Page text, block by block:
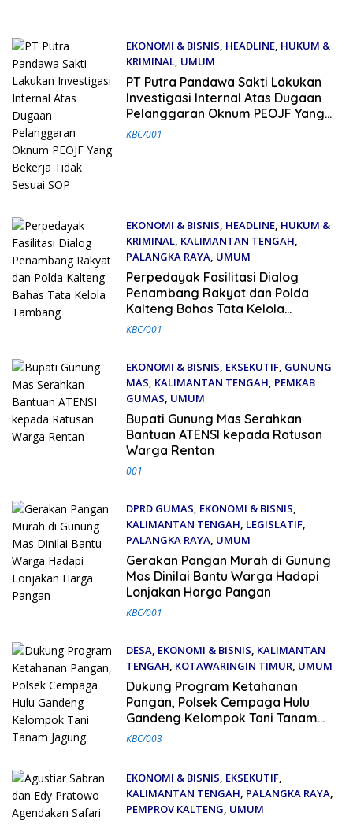
EKONOMI & BISNIS, HEADLINE, HUKUM &
KRIMINAL, UMUM
31 Mei 2026
PT Putra Pandawa Sakti Lakukan
Investigasi Internal Atas Dugaan
Pelanggaran Oknum PEOJF Yang
Bekerja Tidak Sesuai SOP
KBC/001
EKONOMI & BISNIS, HEADLINE, HUKUM &
KRIMINAL, KALIMANTAN TENGAH,
PALANGKA RAYA, UMUM
12 Maret 2026
Perpedayak Fasilitasi Dialog
Penambang Rakyat dan Polda
Kalteng Bahas Tata Kelola
Tambang
KBC/001
EKONOMI & BISNIS, EKSEKUTIF, GUNUNG
MAS, KALIMANTAN TENGAH, PEMKAB
GUMAS, UMUM
10 Maret 2026
Bupati Gunung Mas Serahkan
Bantuan ATENSI kepada Ratusan
Warga Rentan
001
DPRD GUMAS, EKONOMI & BISNIS,
KALIMANTAN TENGAH, LEGISLATIF,
PALANGKA RAYA, UMUM
9 Maret 2026
Gerakan Pangan Murah di Gunung
Mas Dinilai Bantu Warga Hadapi
Lonjakan Harga Pangan
KBC/001
DESA, EKONOMI & BISNIS, KALIMANTAN
TENGAH, KOTAWARINGIN TIMUR, UMUM
8 Maret 2026
Dukung Program Ketahanan
Pangan, Polsek Cempaga Hulu
Gandeng Kelompok Tani Tanam
Jagung
KBC/003
EKONOMI & BISNIS, EKSEKUTIF,
KALIMANTAN TENGAH, PALANGKA RAYA,
PEMPROV KALTENG, UMUM